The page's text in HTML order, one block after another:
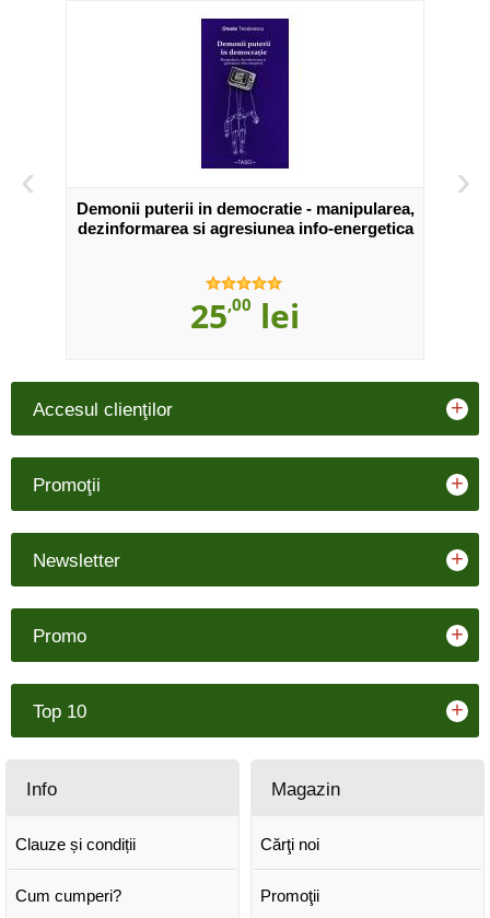
‹
Demonii puterii in democratie - manipularea,
dezinformarea si agresiunea info-energetica
25,00 lei
›
Accesul clienţilor +
Promoţii +
Newsletter +
Promo +
Top 10 +
Info
Clauze și condiții
Cum cumperi?
Magazin
Cărţi noi
Promoţii